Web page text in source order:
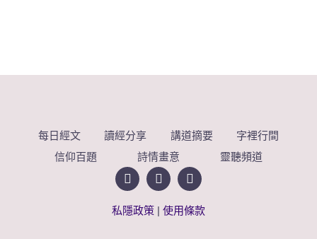
每日經文 讀經分享 講道摘要
字裡行間
信仰百題
詩情畫意 靈聽頻道
私隱政策 | 使用條款